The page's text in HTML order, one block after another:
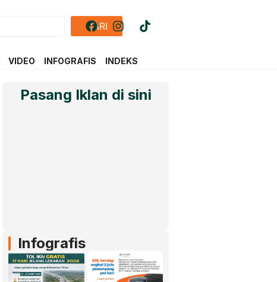
CARI
VIDEO INFOGRAFIS INDEKS
Pasang Iklan di sini
Infografis